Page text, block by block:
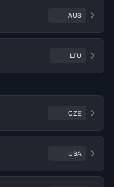
AUS
LTU
CZE
USA